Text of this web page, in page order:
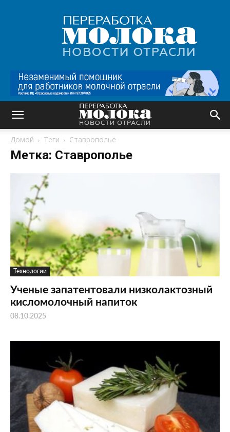
Переработка
молока
|
Новости
Домой Теги Ставрополье
Метка: Ставрополье
Технологии
Ученые запатентовали низколактозный
кисломолочный напиток
08.10.2025